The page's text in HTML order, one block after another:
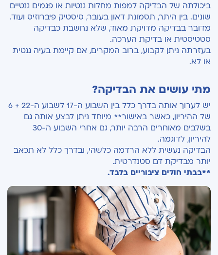
ביכולתה של הבדיקה למפות מחלות גנטיות או פגמים גנטיים
שונים. בין היתר, תסמונת דאון בעובר, סיסטיק פיברוזיס ועוד.
מדובר בבדיקה מדויקת מאוד, שלא נחשבת כבדיקה
סטטיסטית או בדיקת הערכה.
בעזרתה ניתן לקבוע, ברוב המקרים, אם קיימת בעיה גנטית
או לא.
מתי עושים את הבדיקה?
יש לערוך אותה בדרך כלל בין השבוע ה-17 לשבוע ה-22 + 6
של ההיריון, כאשר באישור** מיוחד ניתן לבצע אותה גם
בשלבים מאוחרים הרבה יותר, גם אחרי השבוע ה-30
להיריון, לדוגמה.
הבדיקה נעשית ללא הרדמה כלשהי, ובדרך כלל לא תכאב
יותר מבדיקת דם סטנדרטית.
**בבתי חולים ציבוריים בלבד.